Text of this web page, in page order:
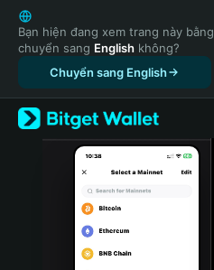
English
日本語
Tiếng Việt
Русский
Español (Latinoamérica)
Türkçe
Italiano
Português (Portugal)
Bạn hiện đang xem trang này bằng
chuyển sang English không?
Chuyển sang English